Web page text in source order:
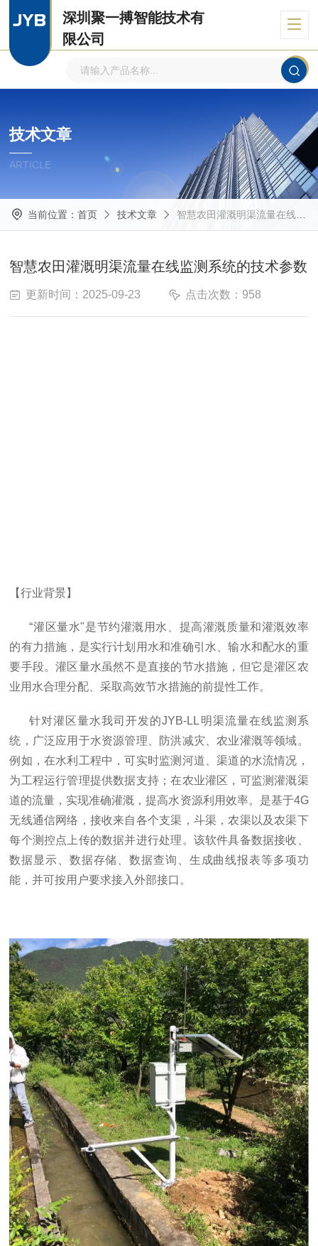
深圳聚一搏智能技术有
限公司
技术文章
ARTICLE
当前位置： 首页 技术文章 智慧农田灌溉明渠流量在线监测系统的技术参数
智慧农田灌溉明渠流量在线监测系统的技术参数
更新时间：2025-09-23 点击次数：958
【行业背景】
“灌区量水"是节约灌溉用水、提高灌溉质量和灌溉效率
的有力措施，是实行计划用水和准确引水、输水和配水的重
要手段。灌区量水虽然不是直接的节水措施，但它是灌区农
业用水合理分配、采取高效节水措施的前提性工作。
针对灌区量水我司开发的JYB-LL明渠流量在线监测系
统，广泛应用于水资源管理、防洪减灾、农业灌溉等领域。
例如，在水利工程中，可实时监测河道、渠道的水流情况，
为工程运行管理提供数据支持；在农业灌区，可监测灌溉渠
道的流量，实现准确灌溉，提高水资源利用效率。是基于4G
无线通信网络，接收来自各个支渠，斗渠，农渠以及农渠下
每个测控点上传的数据并进行处理。该软件具备数据接收、
数据显示、数据存储、数据查询、生成曲线报表等多项功
能，并可按用户要求接入外部接口。